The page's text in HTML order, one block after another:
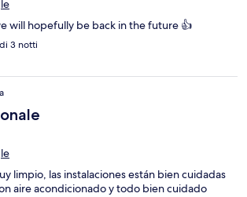
will hopefully be back in the future 👍
3 notti
limpio, las instalaciones están bien cuidadas
aire acondicionado y todo bien cuidado